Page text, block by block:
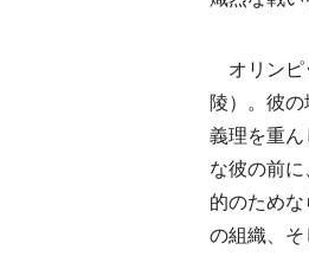
オリンピ
陵）。彼
義理を重
な彼の前
的のため
の組織、